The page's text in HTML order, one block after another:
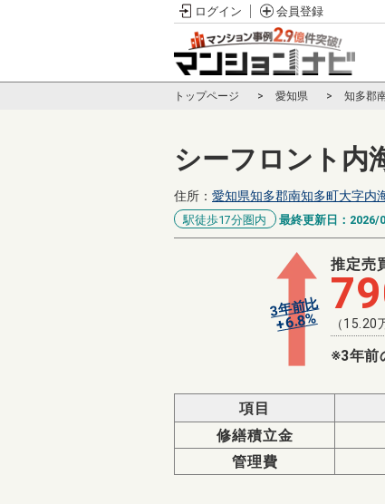
ログイン 会員登録
トップページ 愛知県 知多郡
シーフロント内
住所： 愛知県知多郡南知多町大字内
駅徒歩17分圏内 最終更新日： 2026/
3年前比
+6.8%
推定売
（15.20
※3年前
項目
修繕積立金
管理費